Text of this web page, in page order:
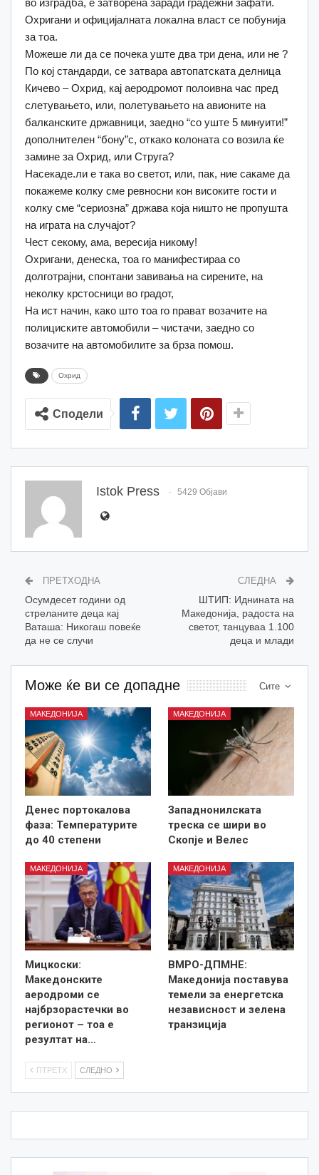
Охригани и официјалната локална власт се побунија
за тоа.
Можеше ли да се почека уште два три дена, или не ?
По кој стандарди, се затвара автопатската делница
Кичево – Охрид, кај аеродромот полоивна час пред
слетувањето, или, полетувањето на авионите на
балканските државници, заедно “со уште 5 минуити!”
дополнителен “бону”с, откако колоната со возила ќе
замине за Охрид, или Струга?
Насекаде.ли е така во светот, или, пак, ние сакаме да
покажеме колку сме ревносни кон високите гости и
колку сме “сериозна” држава која ништо не пропушта
на играта на случајот?
Чест секому, ама, вересија никому!
Охригани, денеска, тоа го манифестираа со
долготрајни, спонтани завивања на сирените, на
неколку крстосници во градот,
На ист начин, како што тоа го прават возачите на
полициските автомобили – чистачи, заедно со
возачите на автомобилите за брза помош.
Охрид
Сподели
Istok Press 5429 Објави
ПРЕТХОДНА
Oсумдесет години од
стреланите деца кај
Ваташа: Никогаш повеќе
да не се случи
СЛЕДНА
ШТИП: Иднината на
Македонија, радоста на
светот, танцуваа 1.100
деца и млади
Сите
Може ќе ви се допадне
МАКЕДОНИЈА
Денес портокалова
фаза: Температурите
до 40 степени
МАКЕДОНИЈА
Западнонилската
треска се шири во
Скопје и Велес
МАКЕДОНИЈА
Мицкоски:
Македонските
аеродроми се
најбрзорастечки во
регионот – тоа е
резултат на…
МАКЕДОНИЈА
ВМРО-ДПМНЕ:
Македонија поставува
темели за енергетска
независност и зелена
транзиција
ПТРЕТХ СЛЕДНО